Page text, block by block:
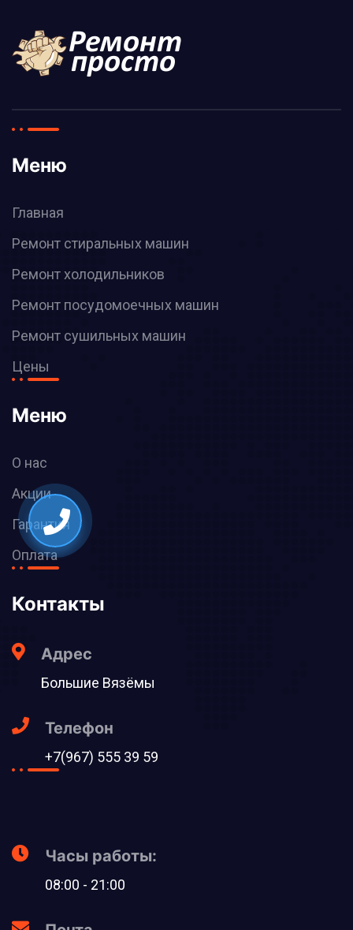
Меню
Главная
Ремонт стиральных машин
Ремонт холодильников
Ремонт посудомоечных машин
Ремонт сушильных машин
Цены
Меню
О нас
Акции
Гарантия
Оплата
Контакты
Адрес
Большие Вязёмы
Телефон
+7(967) 555 39 59
Часы работы:
08:00 - 21:00